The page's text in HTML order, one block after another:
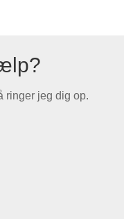
ringer jeg dig op.